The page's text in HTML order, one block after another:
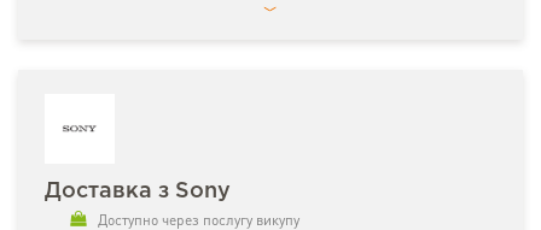
Доставка з Sony
Доступно через послугу викупу